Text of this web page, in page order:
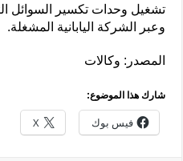
وعبر الشركة اليابانية المشغلة.
المصدر: وكالات
شارك هذا الموضوع:
فيس بوك X